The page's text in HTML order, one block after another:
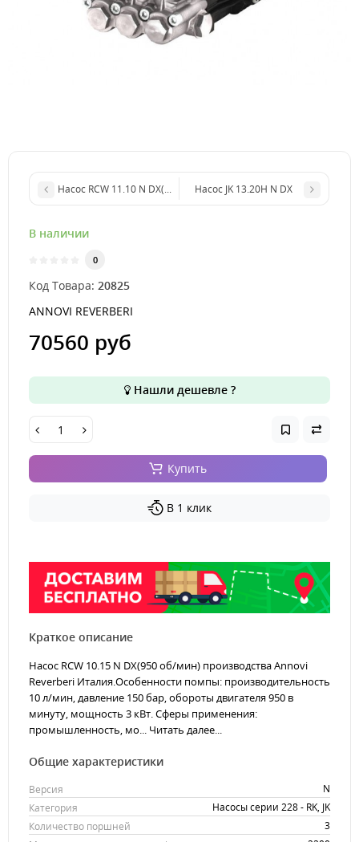
Насос RCW 11.10 N DX(1450 об/мин)Насос JK 13.20H N DX
В наличии
0
Код Товара: 20825
ANNOVI REVERBERI
70560 руб
Нашли дешевле ?
Купить
В 1 клик
Краткое описание
Насос RCW 10.15 N DX(950 об/мин) производства Annovi
Reverberi Италия.Особенности помпы: производительность
10 л/мин, давление 150 бар, обороты двигателя 950 в
минуту, мощность 3 кВт. Сферы применения:
промышленность, мо... Читать далее...
Общие характеристики
Версия
N
Категория
Насосы серии 228 - RK, JK
Количество поршней
3